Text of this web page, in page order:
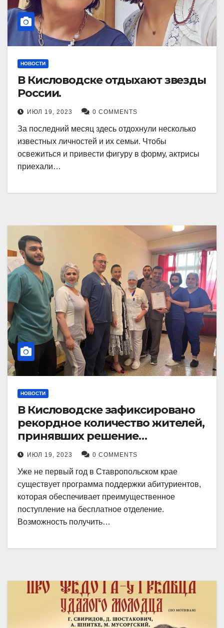
НОВОСТИ
В Кисловодске отдыхают звезды
России.
ИЮЛ 19, 2023 0 COMMENTS
За последний месяц здесь отдохнули несколько
известных личностей и их семьи. Чтобы
освежиться и привести фигуру в форму, актрисы
приехали…
НОВОСТИ
В Кисловодске зафиксировано
рекордное количество жителей,
принявших решение
воспользоваться
установленными мерами, с
целью поступления в
медицинский вуз в районе.
ИЮЛ 19, 2023 0 COMMENTS
Уже не первый год в Ставропольском крае
существует программа поддержки абитуриентов,
которая обеспечивает преимущественное
поступление на бесплатное отделение.
Возможность получить…